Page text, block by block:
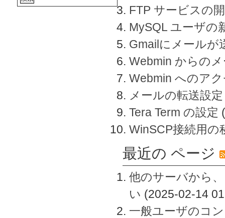
FTP サービスの
MySQL ユーザの
Gmailにメールが
Webmin からの
Webmin へのア
メールの転送設定
Tera Term の設定
WinSCP接続用の
最近の ページ
他のサーバから
い (2025-02-14
一般ユーザのコ